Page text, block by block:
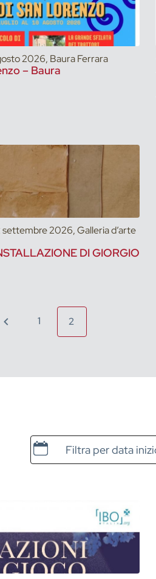
2026, Baura Ferrara
– Baura
2026, Galleria d’arte
DI GIORGIO
1 2
Data e ora di inizio